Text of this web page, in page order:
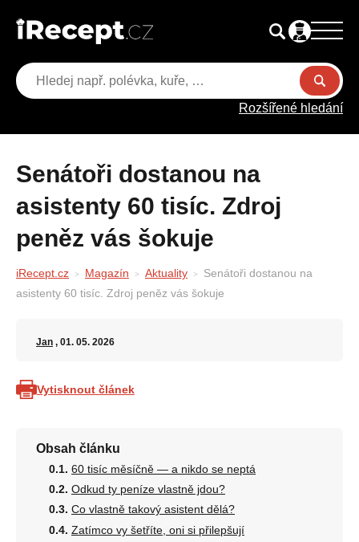
Rozšířené hledání
Senátoři dostanou na
asistenty 60 tisíc. Zdroj
peněz vás šokuje
iRecept.cz Magazín Aktuality
Senátoři dostanou na
asistenty 60 tisíc. Zdroj peněz vás šokuje
Jan , 01. 05. 2026
Vytisknout článek
Obsah článku
60 tisíc měsíčně — a nikdo se neptá
Odkud ty peníze vlastně jdou?
Co vlastně takový asistent dělá?
Zatímco vy šetříte, oni si přilepšují